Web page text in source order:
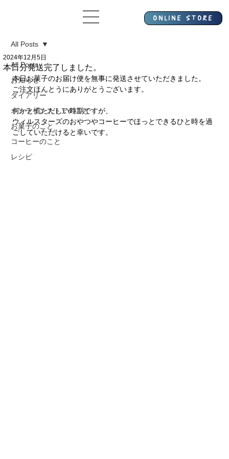
All Posts
お知らせ
ダイアリー
オンラインストアのこと
お菓子のこと
コーヒーのこと
レシピ
All Posts
本日分発送完了しました。
2024年12月5日
本日お菓子のお届け便を無事に発送させていただきました。
ご注文ほんとうにありがとうございます。
何かと慌ただしい時期ですが、
ウィルスターズのおやつやコーヒーでほっとできるひと時を過
ごしていただけると幸いです。